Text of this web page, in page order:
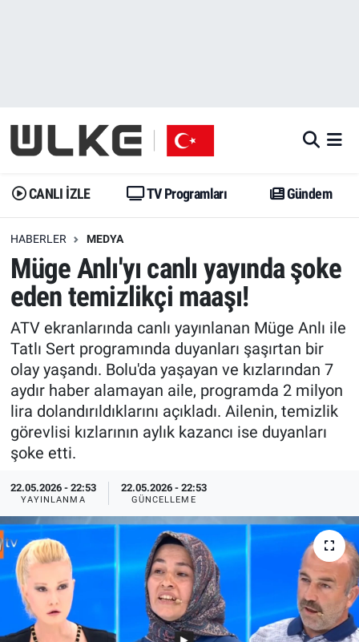
CANLI İZLE TV Programları Gündem
HABERLER MEDYA
Müge Anlı'yı canlı yayında şoke
eden temizlikçi maaşı!
ATV ekranlarında canlı yayınlanan Müge Anlı ile
Tatlı Sert programında duyanları şaşırtan bir
olay yaşandı. Bolu'da yaşayan ve kızlarından 7
aydır haber alamayan aile, programda 2 milyon
lira dolandırıldıklarını açıkladı. Ailenin, temizlik
görevlisi kızlarının aylık kazancı ise duyanları
şoke etti.
22.05.2026 - 22:53
YAYINLANMA
22.05.2026 - 22:53
GÜNCELLEME
Gündem
Dünya
Erişim Bilgileri
Ekonomi
Trend
Özel Haberler
Yazarlar
Gündem
Trend
Erişim Bilgileri
Spor
Ekonomi
Dünya
Medya
Erişim Bilgileri
Sağlık
Teknoloji
İstanbul Namaz Vakitleri
Trafik Durumu
Erişim Bilgileri
Tüm Manşetler
Son Dakika Haberleri
Haber Arşivi